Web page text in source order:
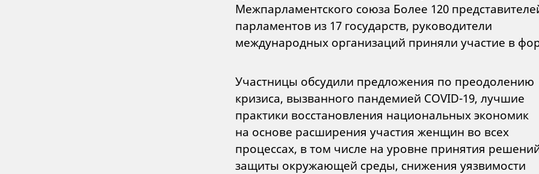
Межпарламентского союза Более 120
парламентов из 17 государств, руководители
международных организаций приняли участие в
Участницы обсудили предложения по преодолению
кризиса, вызванного пандемией COVID-19, лучшие
практики восстановления национальных экономик
на основе расширения участия женщин во всех
процессах, в том числе на уровне принятия
защиты окружающей среды, снижения уязвимости